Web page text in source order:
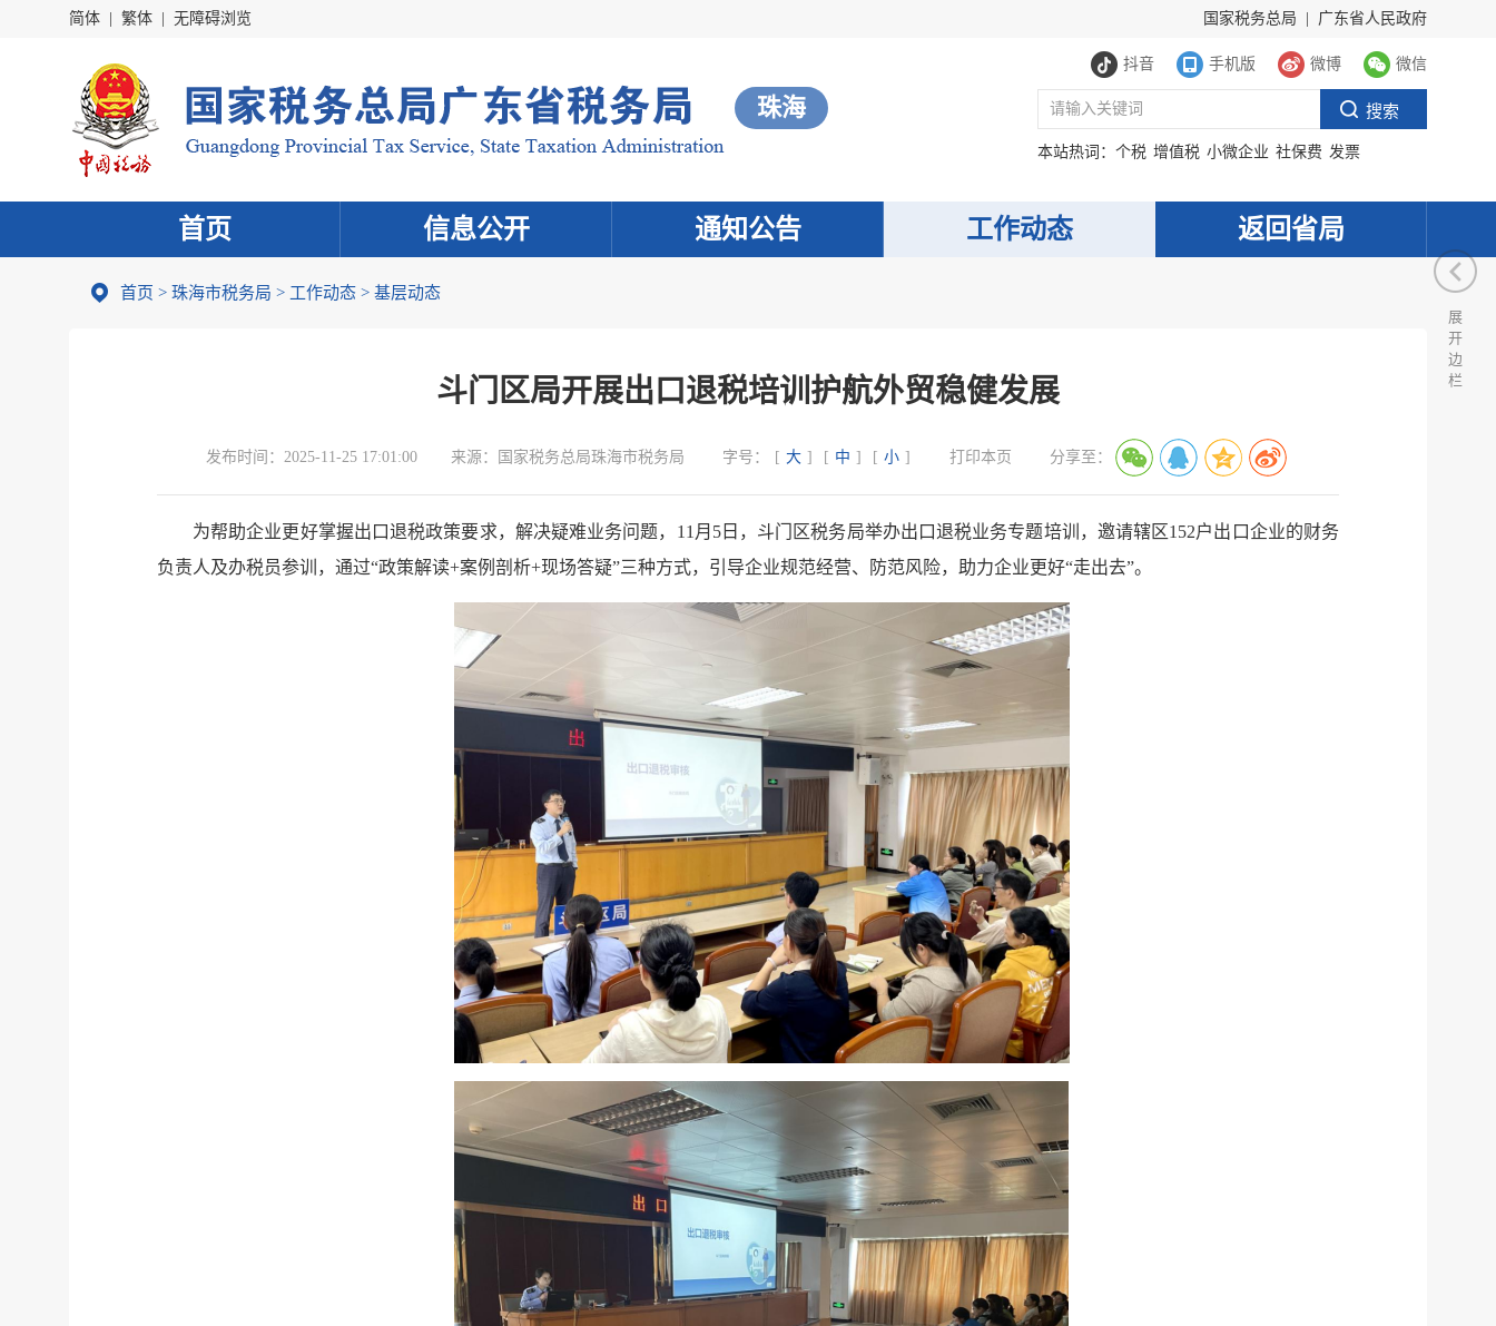
简体 繁体 无障碍浏览 国家税务总局 广东省人民政府
抖音 手机版 微博 微信
珠海
本站热词： 个税 增值税 小微企业 社保费 发票
首页 信息公开 通知公告 工作动态 返回省局
首页 > 珠海市税务局 > 工作动态 > 基层动态
斗门区局开展出口退税培训护航外贸稳健发展
发布时间： 2025-11-25 17:01:00 来源： 国家税务总局珠海市税务局 字号： [ 大 ] [ 中 ] [ 小 ] 打印本页 分享至：
为帮助企业更好掌握出口退税政策要求，解决疑难业务问题，11月5日，斗门区税务局举办出口退税业务专题培训，邀请辖区152户出口企业的财务
负责人及办税员参训，通过“政策解读+案例剖析+现场答疑”三种方式，引导企业规范经营、防范风险，助力企业更好“走出去”。
展
开
边
栏